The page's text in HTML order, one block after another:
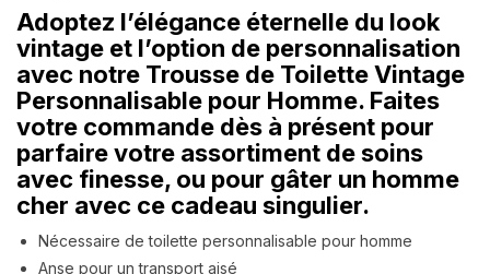
Adoptez l’élégance éternelle du look
vintage et l’option de personnalisation
avec notre Trousse de Toilette Vintage
Personnalisable pour Homme. Faites
votre commande dès à présent pour
parfaire votre assortiment de soins
avec finesse, ou pour gâter un homme
cher avec ce cadeau singulier.
Nécessaire de toilette personnalisable pour homme
Anse pour un transport aisé